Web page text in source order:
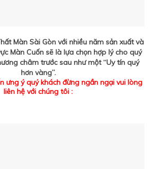
Màn Sài Gòn với nhiều năm sản xuất và
Màn Cuốn sẽ là lựa chọn hợp lý cho quý
châm trước sau như một “Uy tín quý
hơn vàng”.
ưng ý quý khách đừng ngần ngại vui lòng
liên hệ với chúng tôi :